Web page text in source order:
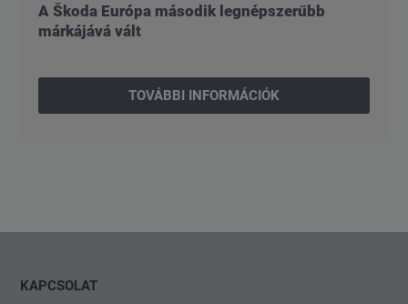
A Škoda Európa második legnépszerűbb
márkájává vált
TOVÁBBI INFORMÁCIÓK
KAPCSOLAT